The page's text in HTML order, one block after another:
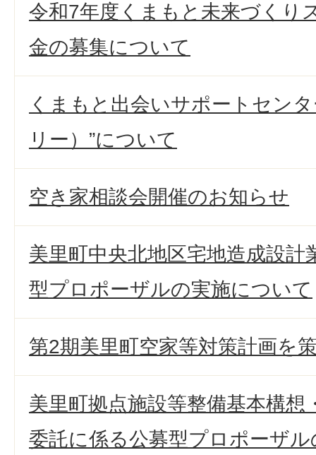
令和7年度くまもと未来づくり
金の募集について
くまもと出会いサポートセン
リー）”について
空き家相談会開催のお知らせ
美里町中央北地区宅地造成設計
型プロポーザルの実施について
第2期美里町空家等対策計画を
美里町拠点施設等整備基本構想
委託に係る公募型プロポーザ